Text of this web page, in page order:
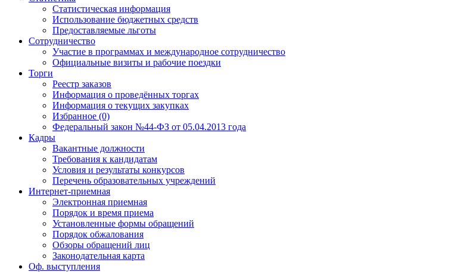
Статистическая информация
Использование бюджетных средств
Предоставляемые льготы
Сотрудничество
Участие в программах и международное сотрудничество
Официальные визиты и рабочие поездки
Торги
Реестр заказов
Информация о проведённых торгах
Информация о текущих закупках
Избранное (0)
Федеральный закон №44-ФЗ от 05.04.2013 года
Кадры
Вакантные должности
Требования к кандидатам
Условия и результаты конкурсов
Перечень образовательных учреждений
Интернет-приемная
Электронная приемная
Порядок и время приема
Установленные формы обращений
Порядок обжалования
Обзоры обращений лиц
Законодательная карта
Оф. выступления